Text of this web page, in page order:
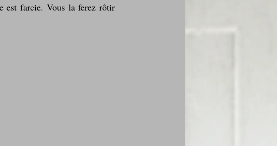
est farcie. Vous la ferez rôtir